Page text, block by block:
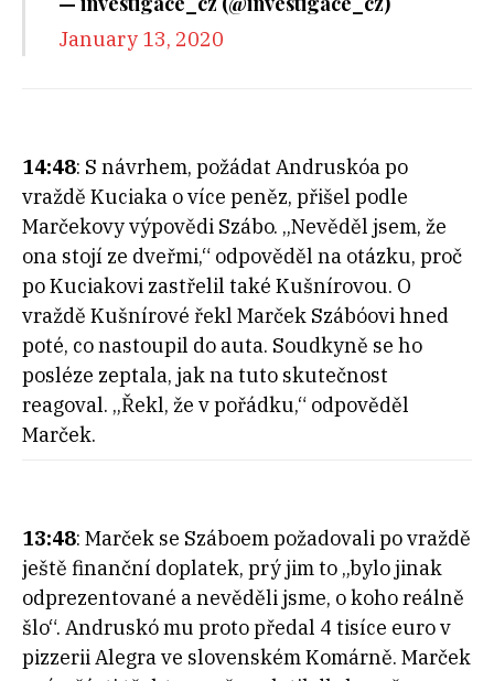
January 13, 2020
14:48: S návrhem, požádat Andruskóa po
vraždě Kuciaka o více peněz, přišel podle
Marčekovy výpovědi Szábo. „Nevěděl jsem, že
ona stojí ze dveřmi,“ odpověděl na otázku, proč
po Kuciakovi zastřelil také Kušnírovou. O
vraždě Kušnírové řekl Marček Szábóovi hned
poté, co nastoupil do auta. Soudkyně se ho
posléze zeptala, jak na tuto skutečnost
reagoval. „Řekl, že v pořádku,“ odpověděl
Marček.
13:48: Marček se Száboem požadovali po vraždě
ještě finanční doplatek, prý jim to „bylo jinak
odprezentované a nevěděli jsme, o koho reálně
šlo“. Andruskó mu proto předal 4 tisíce euro v
pizzerii Alegra ve slovenském Komárně. Marček